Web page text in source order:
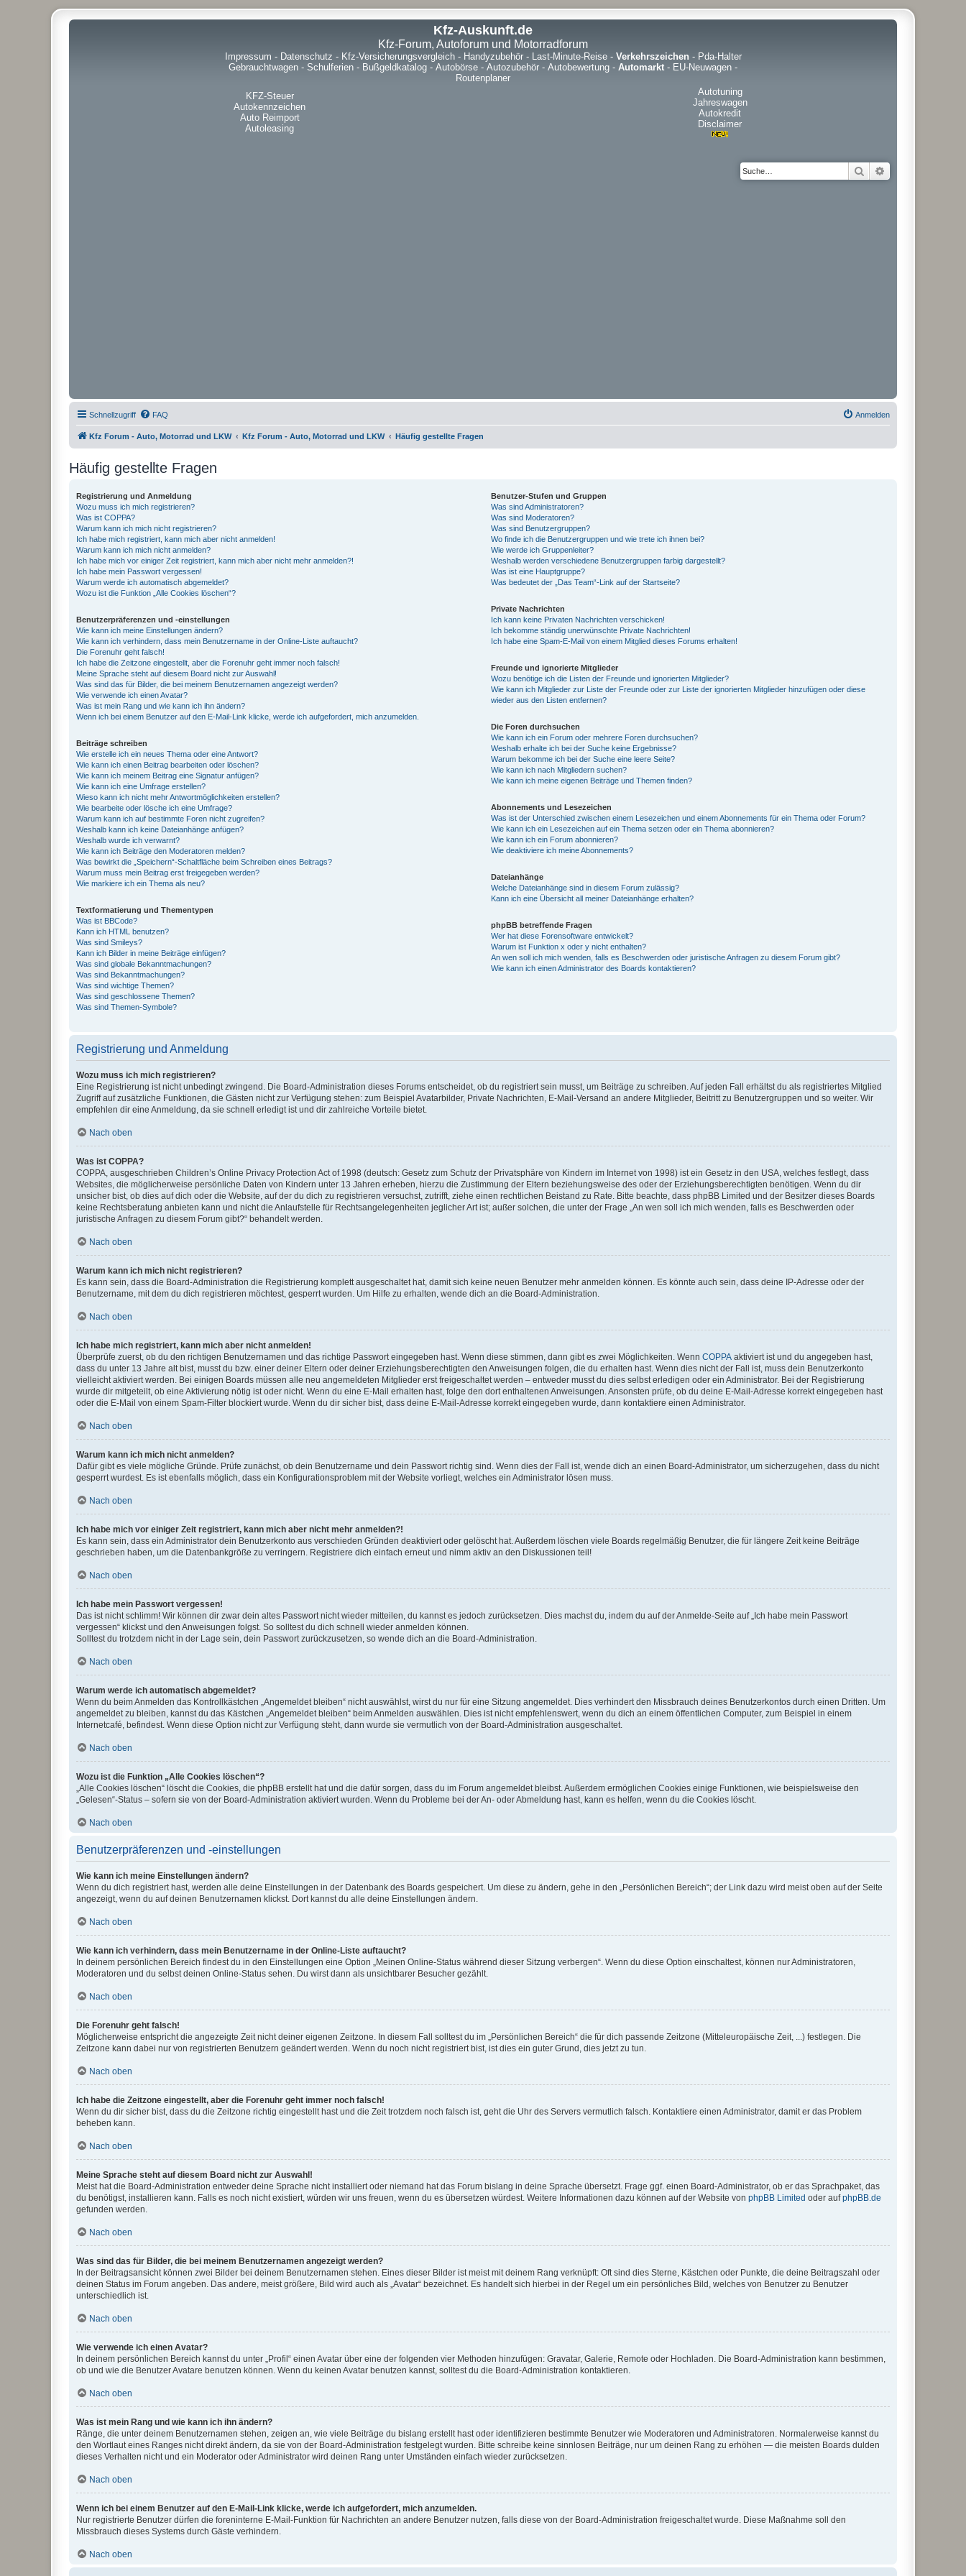
Kfz-Auskunft.de
Kfz-Forum, Autoforum und Motorradforum
Impressum - Datenschutz - Kfz-Versicherungsvergleich- Handyzubehör- Last-Minute-Reise- Verkehrszeichen- Pda-Halter
Gebrauchtwagen - Schulferien - Bußgeldkatalog - Autobörse - Autozubehör - Autobewertung - Automarkt - EU-Neuwagen -
Routenplaner
KFZ-Steuer
Autokennzeichen
Auto Reimport
Autoleasing
Autotuning
Jahreswagen
Autokredit
Disclaimer
Suche
Schnellzugriff FAQ Anmelden
Kfz Forum - Auto, Motorrad und LKW Kfz Forum - Auto, Motorrad und LKW Häufig gestellte Fragen
Häufig gestellte Fragen
Registrierung und Anmeldung
Wozu muss ich mich registrieren?
Was ist COPPA?
Warum kann ich mich nicht registrieren?
Ich habe mich registriert, kann mich aber nicht anmelden!
Warum kann ich mich nicht anmelden?
Ich habe mich vor einiger Zeit registriert, kann mich aber nicht mehr anmelden?!
Ich habe mein Passwort vergessen!
Warum werde ich automatisch abgemeldet?
Wozu ist die Funktion „Alle Cookies löschen“?
Benutzerpräferenzen und -einstellungen
Wie kann ich meine Einstellungen ändern?
Wie kann ich verhindern, dass mein Benutzername in der Online-Liste auftaucht?
Die Forenuhr geht falsch!
Ich habe die Zeitzone eingestellt, aber die Forenuhr geht immer noch falsch!
Meine Sprache steht auf diesem Board nicht zur Auswahl!
Was sind das für Bilder, die bei meinem Benutzernamen angezeigt werden?
Wie verwende ich einen Avatar?
Was ist mein Rang und wie kann ich ihn ändern?
Wenn ich bei einem Benutzer auf den E-Mail-Link klicke, werde ich aufgefordert, mich anzumelden.
Beiträge schreiben
Wie erstelle ich ein neues Thema oder eine Antwort?
Wie kann ich einen Beitrag bearbeiten oder löschen?
Wie kann ich meinem Beitrag eine Signatur anfügen?
Wie kann ich eine Umfrage erstellen?
Wieso kann ich nicht mehr Antwortmöglichkeiten erstellen?
Wie bearbeite oder lösche ich eine Umfrage?
Warum kann ich auf bestimmte Foren nicht zugreifen?
Weshalb kann ich keine Dateianhänge anfügen?
Weshalb wurde ich verwarnt?
Wie kann ich Beiträge den Moderatoren melden?
Was bewirkt die „Speichern“-Schaltfläche beim Schreiben eines Beitrags?
Warum muss mein Beitrag erst freigegeben werden?
Wie markiere ich ein Thema als neu?
Textformatierung und Thementypen
Was ist BBCode?
Kann ich HTML benutzen?
Was sind Smileys?
Kann ich Bilder in meine Beiträge einfügen?
Was sind globale Bekanntmachungen?
Was sind Bekanntmachungen?
Was sind wichtige Themen?
Was sind geschlossene Themen?
Was sind Themen-Symbole?
Benutzer-Stufen und Gruppen
Was sind Administratoren?
Was sind Moderatoren?
Was sind Benutzergruppen?
Wo finde ich die Benutzergruppen und wie trete ich ihnen bei?
Wie werde ich Gruppenleiter?
Weshalb werden verschiedene Benutzergruppen farbig dargestellt?
Was ist eine Hauptgruppe?
Was bedeutet der „Das Team“-Link auf der Startseite?
Private Nachrichten
Ich kann keine Privaten Nachrichten verschicken!
Ich bekomme ständig unerwünschte Private Nachrichten!
Ich habe eine Spam-E-Mail von einem Mitglied dieses Forums erhalten!
Freunde und ignorierte Mitglieder
Wozu benötige ich die Listen der Freunde und ignorierten Mitglieder?
Wie kann ich Mitglieder zur Liste der Freunde oder zur Liste der ignorierten Mitglieder hinzufügen oder diese
wieder aus den Listen entfernen?
Die Foren durchsuchen
Wie kann ich ein Forum oder mehrere Foren durchsuchen?
Weshalb erhalte ich bei der Suche keine Ergebnisse?
Warum bekomme ich bei der Suche eine leere Seite?
Wie kann ich nach Mitgliedern suchen?
Wie kann ich meine eigenen Beiträge und Themen finden?
Abonnements und Lesezeichen
Was ist der Unterschied zwischen einem Lesezeichen und einem Abonnements für ein Thema oder Forum?
Wie kann ich ein Lesezeichen auf ein Thema setzen oder ein Thema abonnieren?
Wie kann ich ein Forum abonnieren?
Wie deaktiviere ich meine Abonnements?
Dateianhänge
Welche Dateianhänge sind in diesem Forum zulässig?
Kann ich eine Übersicht all meiner Dateianhänge erhalten?
phpBB betreffende Fragen
Wer hat diese Forensoftware entwickelt?
Warum ist Funktion x oder y nicht enthalten?
An wen soll ich mich wenden, falls es Beschwerden oder juristische Anfragen zu diesem Forum gibt?
Wie kann ich einen Administrator des Boards kontaktieren?
Registrierung und Anmeldung
Wozu muss ich mich registrieren?
Eine Registrierung ist nicht unbedingt zwingend. Die Board-Administration dieses Forums entscheidet, ob du registriert sein musst, um Beiträge zu schreiben. Auf jeden Fall erhältst du als registriertes Mitglied
Zugriff auf zusätzliche Funktionen, die Gästen nicht zur Verfügung stehen: zum Beispiel Avatarbilder, Private Nachrichten, E-Mail-Versand an andere Mitglieder, Beitritt zu Benutzergruppen und so weiter. Wir
empfehlen dir eine Anmeldung, da sie schnell erledigt ist und dir zahlreiche Vorteile bietet.
Nach oben
Was ist COPPA?
COPPA, ausgeschrieben Children’s Online Privacy Protection Act of 1998 (deutsch: Gesetz zum Schutz der Privatsphäre von Kindern im Internet von 1998) ist ein Gesetz in den USA, welches festlegt, dass
Websites, die möglicherweise persönliche Daten von Kindern unter 13 Jahren erheben, hierzu die Zustimmung der Eltern beziehungsweise des oder der Erziehungsberechtigten benötigen. Wenn du dir
unsicher bist, ob dies auf dich oder die Website, auf der du dich zu registrieren versuchst, zutrifft, ziehe einen rechtlichen Beistand zu Rate. Bitte beachte, dass phpBB Limited und der Besitzer dieses Boards
keine Rechtsberatung anbieten kann und nicht die Anlaufstelle für Rechtsangelegenheiten jeglicher Art ist; außer solchen, die unter der Frage „An wen soll ich mich wenden, falls es Beschwerden oder
juristische Anfragen zu diesem Forum gibt?“ behandelt werden.
Nach oben
Warum kann ich mich nicht registrieren?
Es kann sein, dass die Board-Administration die Registrierung komplett ausgeschaltet hat, damit sich keine neuen Benutzer mehr anmelden können. Es könnte auch sein, dass deine IP-Adresse oder der
Benutzername, mit dem du dich registrieren möchtest, gesperrt wurden. Um Hilfe zu erhalten, wende dich an die Board-Administration.
Nach oben
Ich habe mich registriert, kann mich aber nicht anmelden!
Überprüfe zuerst, ob du den richtigen Benutzernamen und das richtige Passwort eingegeben hast. Wenn diese stimmen, dann gibt es zwei Möglichkeiten. Wenn COPPA aktiviert ist und du angegeben hast,
dass du unter 13 Jahre alt bist, musst du bzw. einer deiner Eltern oder deiner Erziehungsberechtigten den Anweisungen folgen, die du erhalten hast. Wenn dies nicht der Fall ist, muss dein Benutzerkonto
vielleicht aktiviert werden. Bei einigen Boards müssen alle neu angemeldeten Mitglieder erst freigeschaltet werden – entweder musst du dies selbst erledigen oder ein Administrator. Bei der Registrierung
wurde dir mitgeteilt, ob eine Aktivierung nötig ist oder nicht. Wenn du eine E-Mail erhalten hast, folge den dort enthaltenen Anweisungen. Ansonsten prüfe, ob du deine E-Mail-Adresse korrekt eingegeben hast
oder die E-Mail von einem Spam-Filter blockiert wurde. Wenn du dir sicher bist, dass deine E-Mail-Adresse korrekt eingegeben wurde, dann kontaktiere einen Administrator.
Nach oben
Warum kann ich mich nicht anmelden?
Dafür gibt es viele mögliche Gründe. Prüfe zunächst, ob dein Benutzername und dein Passwort richtig sind. Wenn dies der Fall ist, wende dich an einen Board-Administrator, um sicherzugehen, dass du nicht
gesperrt wurdest. Es ist ebenfalls möglich, dass ein Konfigurationsproblem mit der Website vorliegt, welches ein Administrator lösen muss.
Nach oben
Ich habe mich vor einiger Zeit registriert, kann mich aber nicht mehr anmelden?!
Es kann sein, dass ein Administrator dein Benutzerkonto aus verschieden Gründen deaktiviert oder gelöscht hat. Außerdem löschen viele Boards regelmäßig Benutzer, die für längere Zeit keine Beiträge
geschrieben haben, um die Datenbankgröße zu verringern. Registriere dich einfach erneut und nimm aktiv an den Diskussionen teil!
Nach oben
Ich habe mein Passwort vergessen!
Das ist nicht schlimm! Wir können dir zwar dein altes Passwort nicht wieder mitteilen, du kannst es jedoch zurücksetzen. Dies machst du, indem du auf der Anmelde-Seite auf „Ich habe mein Passwort
vergessen“ klickst und den Anweisungen folgst. So solltest du dich schnell wieder anmelden können.
Solltest du trotzdem nicht in der Lage sein, dein Passwort zurückzusetzen, so wende dich an die Board-Administration.
Nach oben
Warum werde ich automatisch abgemeldet?
Wenn du beim Anmelden das Kontrollkästchen „Angemeldet bleiben“ nicht auswählst, wirst du nur für eine Sitzung angemeldet. Dies verhindert den Missbrauch deines Benutzerkontos durch einen Dritten. Um
angemeldet zu bleiben, kannst du das Kästchen „Angemeldet bleiben“ beim Anmelden auswählen. Dies ist nicht empfehlenswert, wenn du dich an einem öffentlichen Computer, zum Beispiel in einem
Internetcafé, befindest. Wenn diese Option nicht zur Verfügung steht, dann wurde sie vermutlich von der Board-Administration ausgeschaltet.
Nach oben
Wozu ist die Funktion „Alle Cookies löschen“?
„Alle Cookies löschen“ löscht die Cookies, die phpBB erstellt hat und die dafür sorgen, dass du im Forum angemeldet bleibst. Außerdem ermöglichen Cookies einige Funktionen, wie beispielsweise den
„Gelesen“-Status – sofern sie von der Board-Administration aktiviert wurden. Wenn du Probleme bei der An- oder Abmeldung hast, kann es helfen, wenn du die Cookies löscht.
Nach oben
Benutzerpräferenzen und -einstellungen
Wie kann ich meine Einstellungen ändern?
Wenn du dich registriert hast, werden alle deine Einstellungen in der Datenbank des Boards gespeichert. Um diese zu ändern, gehe in den „Persönlichen Bereich“; der Link dazu wird meist oben auf der Seite
angezeigt, wenn du auf deinen Benutzernamen klickst. Dort kannst du alle deine Einstellungen ändern.
Nach oben
Wie kann ich verhindern, dass mein Benutzername in der Online-Liste auftaucht?
In deinem persönlichen Bereich findest du in den Einstellungen eine Option „Meinen Online-Status während dieser Sitzung verbergen“. Wenn du diese Option einschaltest, können nur Administratoren,
Moderatoren und du selbst deinen Online-Status sehen. Du wirst dann als unsichtbarer Besucher gezählt.
Nach oben
Die Forenuhr geht falsch!
Möglicherweise entspricht die angezeigte Zeit nicht deiner eigenen Zeitzone. In diesem Fall solltest du im „Persönlichen Bereich“ die für dich passende Zeitzone (Mitteleuropäische Zeit, ...) festlegen. Die
Zeitzone kann dabei nur von registrierten Benutzern geändert werden. Wenn du noch nicht registriert bist, ist dies ein guter Grund, dies jetzt zu tun.
Nach oben
Ich habe die Zeitzone eingestellt, aber die Forenuhr geht immer noch falsch!
Wenn du dir sicher bist, dass du die Zeitzone richtig eingestellt hast und die Zeit trotzdem noch falsch ist, geht die Uhr des Servers vermutlich falsch. Kontaktiere einen Administrator, damit er das Problem
beheben kann.
Nach oben
Meine Sprache steht auf diesem Board nicht zur Auswahl!
Meist hat die Board-Administration entweder deine Sprache nicht installiert oder niemand hat das Forum bislang in deine Sprache übersetzt. Frage ggf. einen Board-Administrator, ob er das Sprachpaket, das
du benötigst, installieren kann. Falls es noch nicht existiert, würden wir uns freuen, wenn du es übersetzen würdest. Weitere Informationen dazu können auf der Website von phpBB Limited oder aufphpBB.de
gefunden werden.
Nach oben
Was sind das für Bilder, die bei meinem Benutzernamen angezeigt werden?
In der Beitragsansicht können zwei Bilder bei deinem Benutzernamen stehen. Eines dieser Bilder ist meist mit deinem Rang verknüpft: Oft sind dies Sterne, Kästchen oder Punkte, die deine Beitragszahl oder
deinen Status im Forum angeben. Das andere, meist größere, Bild wird auch als „Avatar“ bezeichnet. Es handelt sich hierbei in der Regel um ein persönliches Bild, welches von Benutzer zu Benutzer
unterschiedlich ist.
Nach oben
Wie verwende ich einen Avatar?
In deinem persönlichen Bereich kannst du unter „Profil“ einen Avatar über eine der folgenden vier Methoden hinzufügen: Gravatar, Galerie, Remote oder Hochladen. Die Board-Administration kann bestimmen,
ob und wie die Benutzer Avatare benutzen können. Wenn du keinen Avatar benutzen kannst, solltest du die Board-Administration kontaktieren.
Nach oben
Was ist mein Rang und wie kann ich ihn ändern?
Ränge, die unter deinem Benutzernamen stehen, zeigen an, wie viele Beiträge du bislang erstellt hast oder identifizieren bestimmte Benutzer wie Moderatoren und Administratoren. Normalerweise kannst du
den Wortlaut eines Ranges nicht direkt ändern, da sie von der Board-Administration festgelegt wurden. Bitte schreibe keine sinnlosen Beiträge, nur um deinen Rang zu erhöhen — die meisten Boards dulden
dieses Verhalten nicht und ein Moderator oder Administrator wird deinen Rang unter Umständen einfach wieder zurücksetzen.
Nach oben
Wenn ich bei einem Benutzer auf den E-Mail-Link klicke, werde ich aufgefordert, mich anzumelden.
Nur registrierte Benutzer dürfen die foreninterne E-Mail-Funktion für Nachrichten an andere Benutzer nutzen, falls diese von der Board-Administration freigeschaltet wurde. Diese Maßnahme soll den
Missbrauch dieses Systems durch Gäste verhindern.
Nach oben